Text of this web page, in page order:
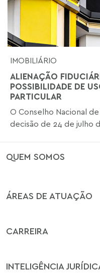
IMOBILIÁRIO
ALIENAÇÃO
POSSIBILIDADE DE
PARTICULAR
O Conselho Nacional
decisão de 24 de julho
QUEM SOMOS
ÁREAS DE ATUAÇÃO
CARREIRA
INTELIGÊNCIA